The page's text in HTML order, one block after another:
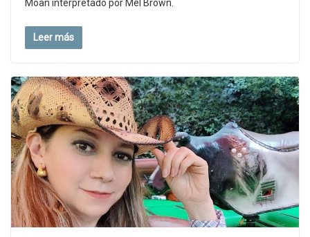
Moan interpretado por Mel Brown.
Leer más